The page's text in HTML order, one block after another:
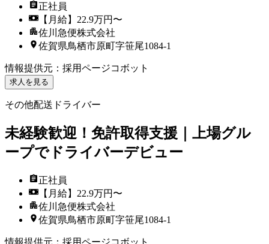
正社員
【月給】22.9万円〜
佐川急便株式会社
佐賀県鳥栖市原町字笹尾1084-1
情報提供元 ： 採用ページコボット
求人を見る
その他配送ドライバー
未経験歓迎！免許取得支援｜上場グル
ープでドライバーデビュー
正社員
【月給】22.9万円〜
佐川急便株式会社
佐賀県鳥栖市原町字笹尾1084-1
情報提供元 ： 採用ページコボット